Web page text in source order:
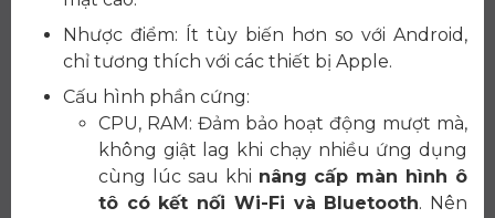
Nhược điểm: Ít tùy biến hơn so với Android,
chỉ tương thích với các thiết bị Apple.
Cấu hình phần cứng:
CPU, RAM: Đảm bảo hoạt động mượt mà,
không giật lag khi chạy nhiều ứng dụng
cùng lúc sau khi nâng cấp màn hình ô
tô có kết nối Wi-Fi và Bluetooth. Nên